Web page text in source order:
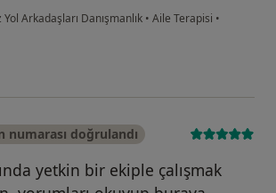
Yol Arkadaşları Danışmanlık • Aile Terapisi •
e.....
numarası doğrulandı
yetkin bir ekiple çalışmak